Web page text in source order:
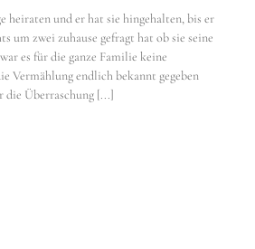
heiraten und er hat sie hingehalten, bis er
um zwei zuhause gefragt hat ob sie seine
es für die ganze Familie keine
Vermählung endlich bekannt gegeben
die Überraschung [...]